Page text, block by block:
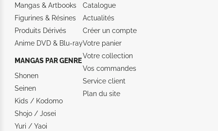
Mangas & Artbooks
Figurines & Résines
Produits Dérivés
Anime DVD & Blu‑ray
MANGAS PAR GENRE
Shonen
Seinen
Kids / Kodomo
Shojo / Josei
Yuri / Yaoi
Catalogue
Actualités
Créer un compte
Votre panier
Votre collection
Vos commandes
Service client
Plan du site